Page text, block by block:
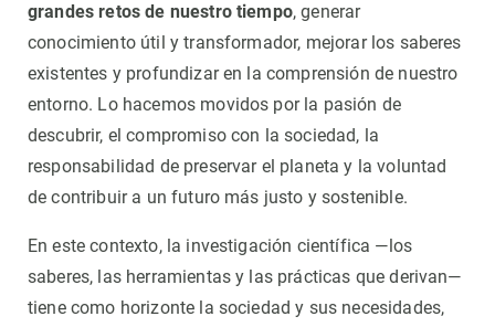
grandes retos de nuestro tiempo, generar
conocimiento útil y transformador, mejorar los saberes
existentes y profundizar en la comprensión de nuestro
entorno. Lo hacemos movidos por la pasión de
descubrir, el compromiso con la sociedad, la
responsabilidad de preservar el planeta y la voluntad
de contribuir a un futuro más justo y sostenible.
En este contexto, la investigación científica —los
saberes, las herramientas y las prácticas que derivan—
tiene como horizonte la sociedad y sus necesidades,